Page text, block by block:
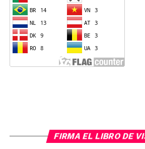
FIRMA EL LIBRO DE